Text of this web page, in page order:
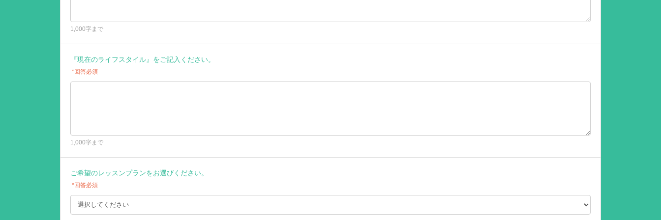
1,000字まで
『現在のライフスタイル』をご記入ください。
*回答必須
1,000字まで
ご希望のレッスンプランをお選びください。
*回答必須